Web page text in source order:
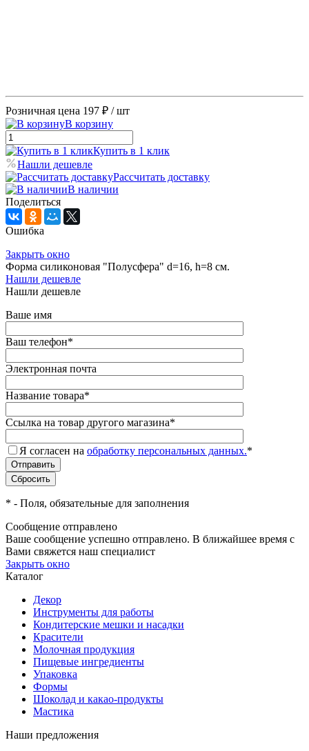
Розничная цена 197 ₽ / шт
В корзину
Купить в 1 клик
Нашли дешевле
Рассчитать доставку
В наличии
Поделиться
Ошибка
Закрыть окно
Форма силиконовая "Полусфера" d=16, h=8 см.
Нашли дешевле
Нашли дешевле
Ваше имя
Ваш телефон*
Электронная почта
Название товара*
Ссылка на товар другого магазина*
Я согласен на обработку персональных данных.*
* - Поля, обязательные для заполнения
Сообщение отправлено
Ваше сообщение успешно отправлено. В ближайшее время с
Вами свяжется наш специалист
Закрыть окно
Каталог
Декор
Инструменты для работы
Кондитерские мешки и насадки
Красители
Молочная продукция
Пищевые ингредиенты
Упаковка
Формы
Шоколад и какао-продукты
Мастика
Наши предложения